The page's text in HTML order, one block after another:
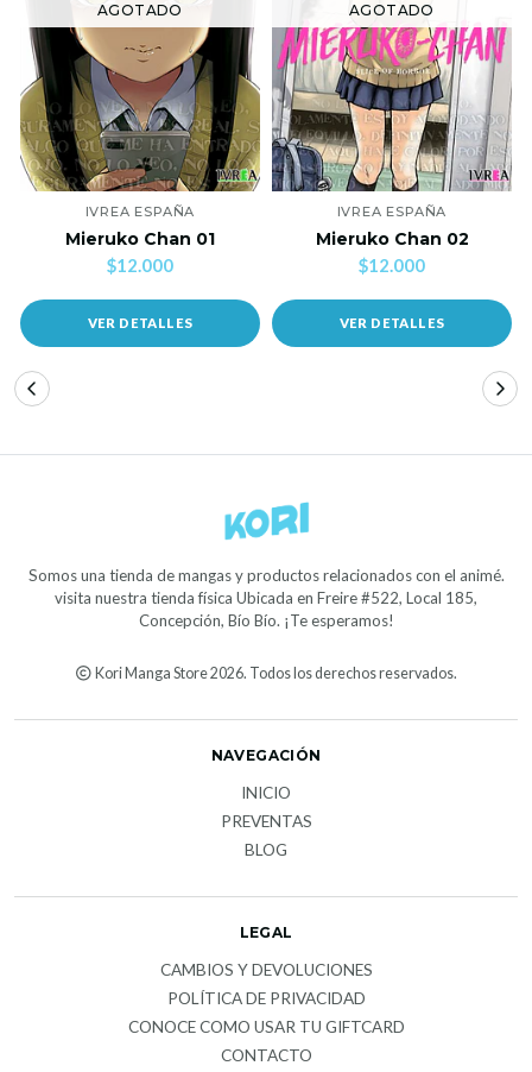
AGOTADO
IVREA ESPAÑA
Mieruko Chan 01
$12.000
VER DETALLES
AGOTADO
IVREA ESPAÑA
Mieruko Chan 02
$12.000
VER DETALLES
Somos una tienda de mangas y productos relacionados con el animé.
visita nuestra tienda física Ubicada en Freire #522, Local 185,
Concepción, Bío Bío. ¡Te esperamos!
Kori Manga Store 2026. Todos los derechos reservados.
NAVEGACIÓN
INICIO
PREVENTAS
BLOG
LEGAL
CAMBIOS Y DEVOLUCIONES
POLÍTICA DE PRIVACIDAD
CONOCE COMO USAR TU GIFTCARD
CONTACTO